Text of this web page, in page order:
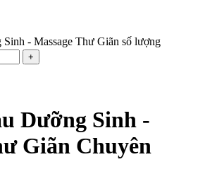
- Massage Thư Giãn số lượng
Dưỡng Sinh -
Giãn Chuyên